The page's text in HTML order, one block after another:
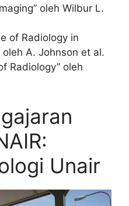
oleh Wilbur L.
of Radiology in
A. Johnson et al.
Radiology” oleh
Unair